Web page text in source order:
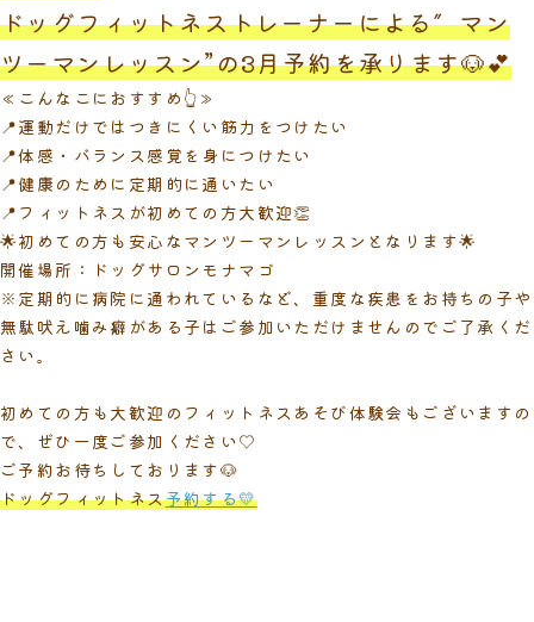
ドッグフィットネストレーナーによる″マン
ツーマンレッスン”の3月予約を承ります🐶💕
≪こんなこにおすすめ👆≫
📍運動だけではつきにくい筋力をつけたい
📍体感・バランス感覚を身につけたい
📍健康のために定期的に通いたい
📍フィットネスが初めての方大歓迎👏
🌟初めての方も安心なマンツーマンレッスンとなります🌟
開催場所：ドッグサロンモナマゴ
※定期的に病院に通われているなど、重度な疾患をお持ちの子や
無駄吠え噛み癖がある子はご参加いただけませんのでご了承くだ
さい。
初めての方も大歓迎のフィットネスあそび体験会もございますの
で、ぜひ一度ご参加ください♡
ご予約お待ちしております🐶
ドッグフィットネス予約する💛